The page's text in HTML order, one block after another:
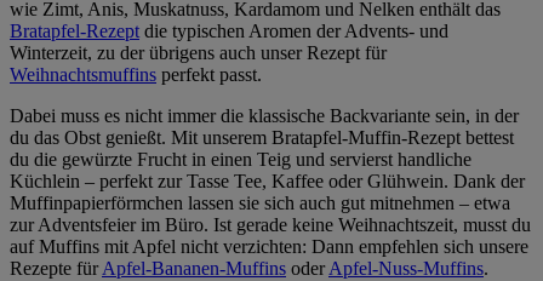
wie Zimt, Anis, Muskatnuss, Kardamom und Nelken enthält das
Bratapfel-Rezept die typischen Aromen der Advents- und
Winterzeit, zu der übrigens auch unser Rezept für
Weihnachtsmuffins perfekt passt.
Dabei muss es nicht immer die klassische Backvariante sein, in der
du das Obst genießt. Mit unserem Bratapfel-Muffin-Rezept bettest
du die gewürzte Frucht in einen Teig und servierst handliche
Küchlein – perfekt zur Tasse Tee, Kaffee oder Glühwein. Dank der
Muffinpapierförmchen lassen sie sich auch gut mitnehmen – etwa
zur Adventsfeier im Büro. Ist gerade keine Weihnachtszeit, musst du
auf Muffins mit Apfel nicht verzichten: Dann empfehlen sich unsere
Rezepte fürApfel-Bananen-Muffins oderApfel-Nuss-Muffins.